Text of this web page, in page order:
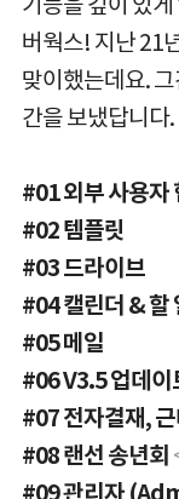
버웍스! 지난 21
맞이했는데요.
간을 보냈답니다.
#01 외부 사용자
#02 템플릿
#03 드라이브
#04 캘린더 & 할
#05 메일
#06 V3.5 업데이
#07 전자결재, 근
#08 랜선 송년회